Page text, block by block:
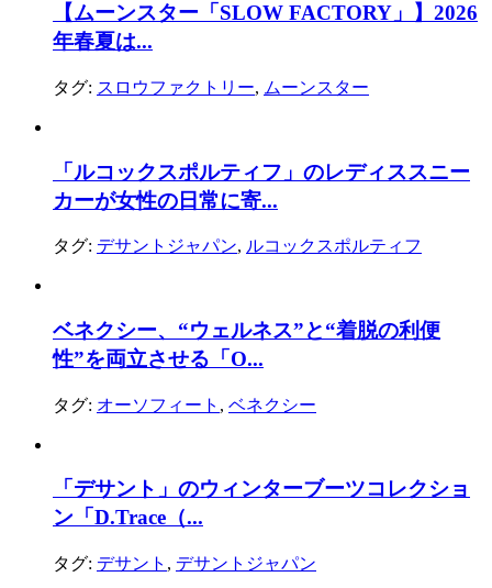
【ムーンスター「SLOW FACTORY」】2026
年春夏は...
タグ: スロウファクトリー, ムーンスター
「ルコックスポルティフ」のレディススニー
カーが女性の日常に寄...
タグ: デサントジャパン, ルコックスポルティフ
ベネクシー、“ウェルネス”と“着脱の利便
性”を両立させる「O...
タグ: オーソフィート , ベネクシー
「デサント」のウィンターブーツコレクショ
ン「D.Trace（...
タグ: デサント , デサントジャパン